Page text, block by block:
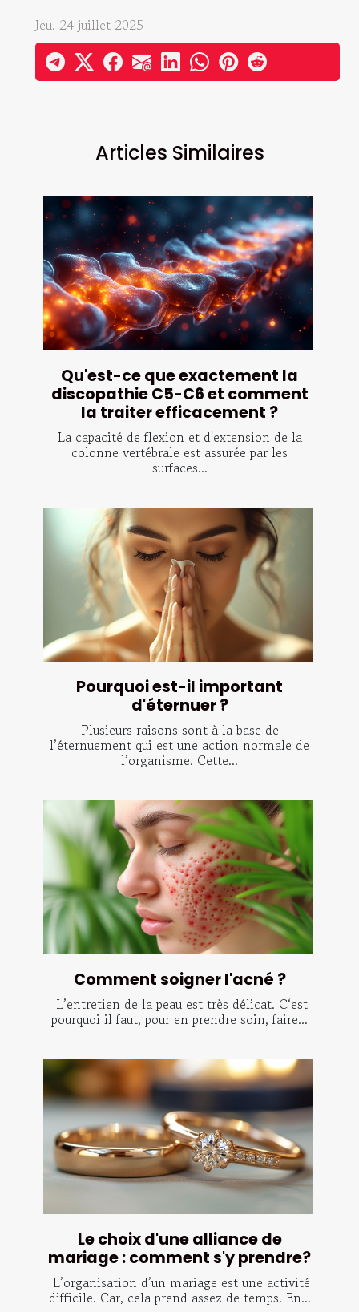
Articles Similaires
Qu'est-ce que exactement la
discopathie C5-C6 et comment
la traiter efficacement ?
La capacité de flexion et d'extension de la
colonne vertébrale est assurée par les
surfaces...
Pourquoi est-il important
d'éternuer ?
Plusieurs raisons sont à la base de
l’éternuement qui est une action normale de
l’organisme. Cette...
Comment soigner l'acné ?
L’entretien de la peau est très délicat. C‘est
pourquoi il faut, pour en prendre soin, faire...
Le choix d'une alliance de
mariage : comment s'y prendre?
L’organisation d’un mariage est une activité
difficile. Car, cela prend assez de temps. En...
Jeu. 24 juillet 2025